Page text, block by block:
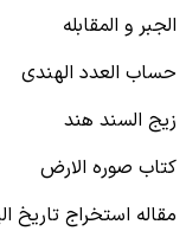
الجبر و المقابله
حساب العدد الهندی
زیج السند هند
کتاب صوره الارض
مقاله استخراج تاریخ